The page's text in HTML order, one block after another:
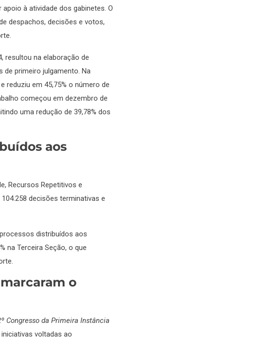
à atividade dos gabinetes. O
despachos, decisões e votos,
resultou na elaboração de
de primeiro julgamento. Na
reduziu em 45,75% o número de
começou em dezembro de
uma redução de 39,78% dos
aos
Recursos Repetitivos e
decisões terminativas e
distribuídos aos
na Terceira Seção, o que
o
Congresso da Primeira Instância
iniciativas voltadas ao